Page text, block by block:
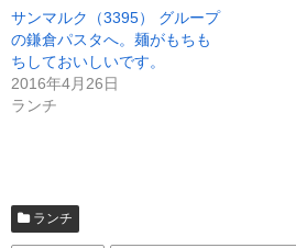
ン
ド
ウ
で
開
き
ま
す
だ
さ
い
(
新
し
い
サンマルク（3395） グループ
の鎌倉パスタへ。麺がもちも
ちしておいしいです。
2016年4月26日
ランチ
ランチ